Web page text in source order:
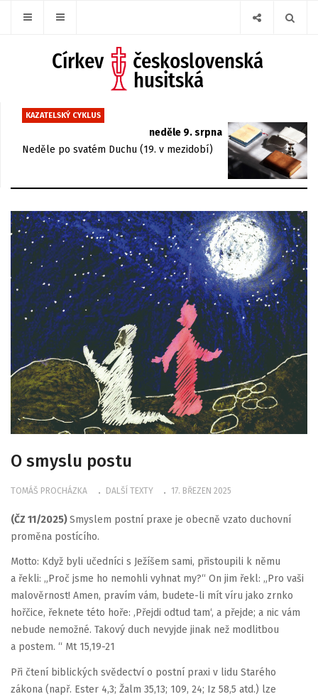
KAZATELSKÝ CYKLUS
neděle 9. srpna
Neděle po svatém Duchu (19. v mezidobí)
O smyslu postu
TOMÁŠ PROCHÁZKA DALŠÍ TEXTY 17. BŘEZEN 2025
(ČZ 11/2025)Smyslem postní praxe je obecně vzato duchovní
proměna postícího.
Motto: Když byli učedníci s Ježíšem sami, přistoupili k němu
a řekli: „Proč jsme ho nemohli vyhnat my?“ On jim řekl: „Pro vaši
malověrnost! Amen, pravím vám, budete-li mít víru jako zrnko
hořčice, řeknete této hoře: ‚Přejdi odtud tam‘, a přejde; a nic vám
nebude nemožné. Takový duch nevyjde jinak než modlitbou
a postem. “ Mt 15,19-21
Při čtení biblických svědectví o postní praxi v lidu Starého
zákona (např. Ester 4,3; Žalm 35,13; 109, 24; Iz 58,5 atd.) lze